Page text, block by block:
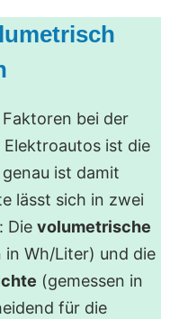
bei der
ist die
ist damit
lässt sich in zwei
Die volumetrische
in Wh/Liter) und die
(gemessen in
für die